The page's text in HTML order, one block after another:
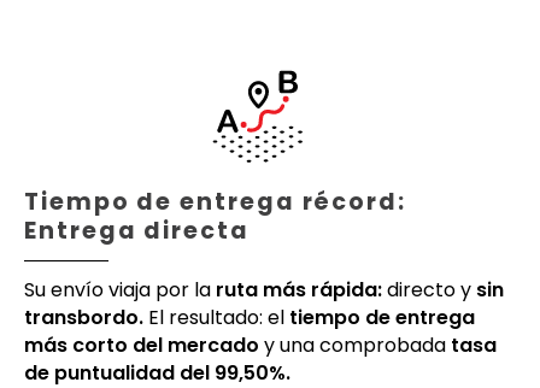
Tiempo de entrega récord:
Entrega directa
Su envío viaja por la ruta más rápida:directo y sin
transbordo. El resultado: el tiempo de entrega
más corto del mercado y una comprobada tasa
de puntualidad del 99,50%.